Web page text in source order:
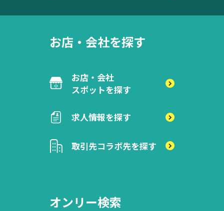
お店・会社を探す
お店・会社
スポットを探す
求人情報を探す
取引先コラボ先を探す
オンリー検索